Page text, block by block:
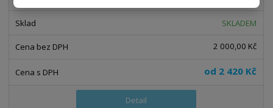
SKLADEM
2 000,00 Kč
od 2 420 Kč
Detail